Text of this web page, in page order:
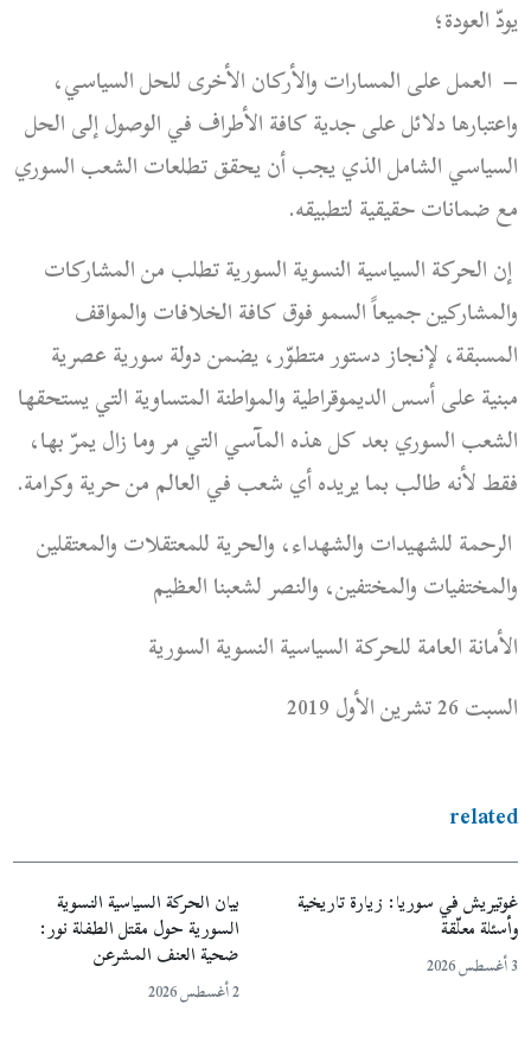
يودّ العودة؛
–العمل على المسارات والأركان الأخرى للحل السياسي،
واعتبارها دلائل على جدية كافة الأطراف في الوصول إلى الحل
السياسي الشامل الذي يجب أن يحقق تطلعات الشعب السوري
مع ضمانات حقيقية لتطبيقه.
إن الحركة السياسية النسوية السورية تطلب من المشاركات
والمشاركين جميعاً السمو فوق كافة الخلافات والمواقف
المسبقة، لإنجاز دستور متطوّر، يضمن دولة سورية عصرية
مبنية على أسس الديموقراطية والمواطنة المتساوية التي يستحقها
الشعب السوري بعد كل هذه المآسي التي مر وما زال يمرّ بها،
فقط لأنه طالب بما يريده أي شعب في العالم من حرية وكرامة.
الرحمة للشهيدات والشهداء، والحرية للمعتقلات والمعتقلين
والمختفيات والمختفين، والنصر لشعبنا العظيم
الأمانة العامة للحركة السياسية النسوية السورية
السبت 26 تشرين الأول 2019
related
غوتيريش في سوريا: زيارة تاريخية
وأسئلة معلّقة
بيان الحركة السياسية النسوية
السورية حول مقتل الطفلة نور:
ضحية العنف المشرعن